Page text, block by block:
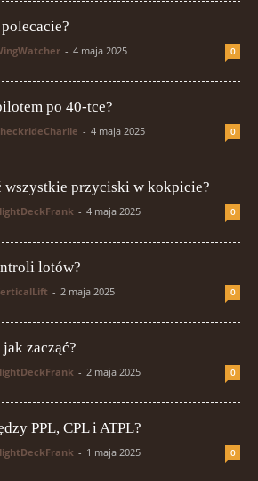
- 4 maja 2025 0
po 40-tce?
- 4 maja 2025 0
wszystkie przyciski w kokpicie?
- 4 maja 2025 0
lotów?
- 2 maja 2025 0
zacząć?
- 2 maja 2025 0
PPL, CPL i ATPL?
- 1 maja 2025 0